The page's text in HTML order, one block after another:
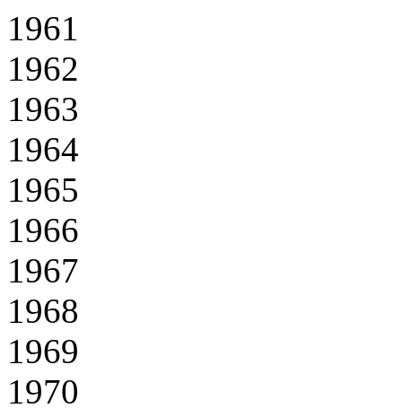
1961
1962
1963
1964
1965
1966
1967
1968
1969
1970